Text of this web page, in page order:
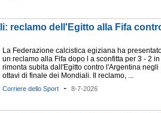
reclamo dell'Egitto alla Fifa
La Federazione calcistica egiziana ha
un reclamo alla Fifa dopo l a sconfitta per 3 - 2 in
rimonta subita dall'Egitto contro l'Argentina negli
ottavi di finale dei Mondiali. Il reclamo, ...
Corriere dello Sport - 8-7-2026